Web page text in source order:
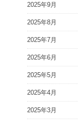
2025年9月
2025年8月
2025年7月
2025年6月
2025年5月
2025年4月
2025年3月